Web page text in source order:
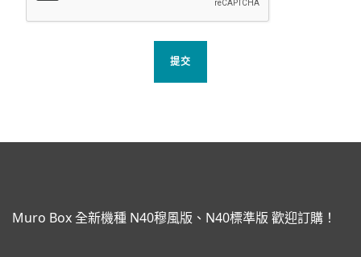
Muro Box 全新機種 N40穆風版、N40標準版 歡迎訂購！